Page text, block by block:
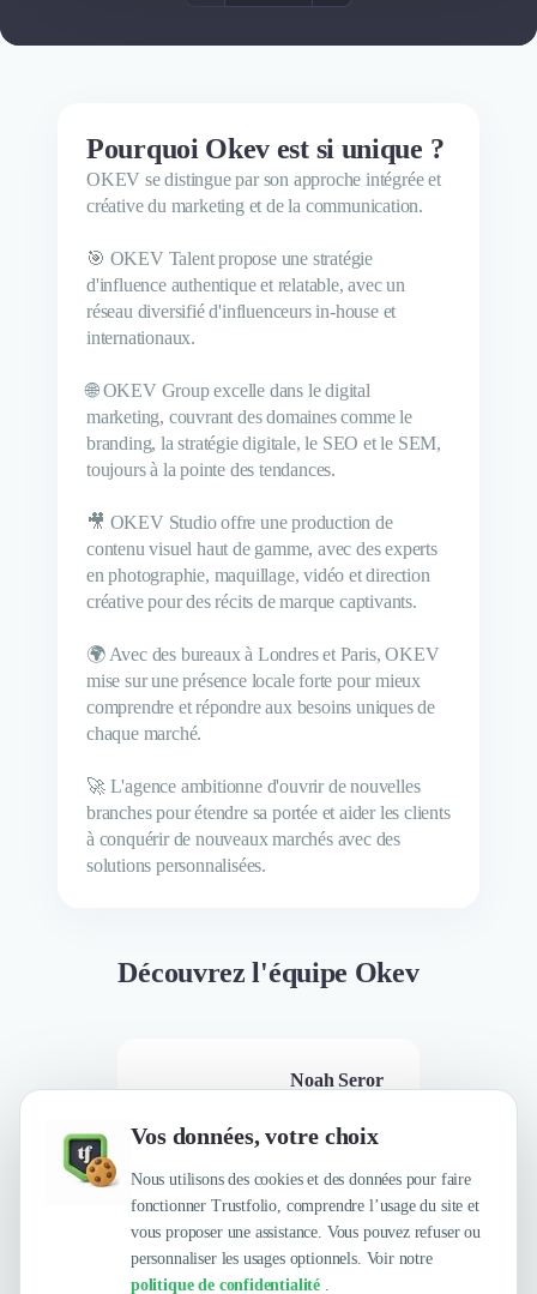
Vos données, votre choix
Nous utilisons des cookies et des données pour faire
fonctionner Trustfolio, comprendre l’usage du site et
vous proposer une assistance. Vous pouvez refuser ou
personnaliser les usages optionnels. Voir notre
politique de confidentialité .
Pourquoi Okev est si unique ?
OKEV se distingue par son approche intégrée et
créative du marketing et de la communication.
🎯 OKEV Talent propose une stratégie
d'influence authentique et relatable, avec un
réseau diversifié d'influenceurs in-house et
internationaux.
🌐 OKEV Group excelle dans le digital
marketing, couvrant des domaines comme le
branding, la stratégie digitale, le SEO et le SEM,
toujours à la pointe des tendances.
🎥 OKEV Studio offre une production de
contenu visuel haut de gamme, avec des experts
en photographie, maquillage, vidéo et direction
créative pour des récits de marque captivants.
🌍 Avec des bureaux à Londres et Paris, OKEV
mise sur une présence locale forte pour mieux
comprendre et répondre aux besoins uniques de
chaque marché.
🚀 L'agence ambitionne d'ouvrir de nouvelles
branches pour étendre sa portée et aider les clients
à conquérir de nouveaux marchés avec des
solutions personnalisées.
Découvrez l'équipe Okev
Noah Seror